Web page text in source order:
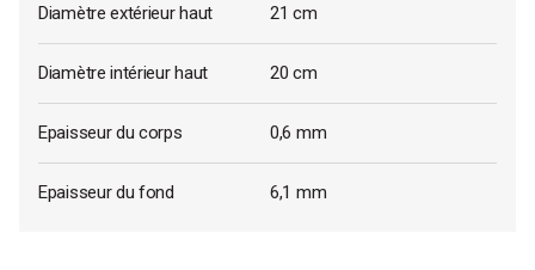
Diamètre extérieur haut 21 cm
Diamètre intérieur haut 20 cm
Epaisseur du corps 0,6 mm
Epaisseur du fond 6,1 mm